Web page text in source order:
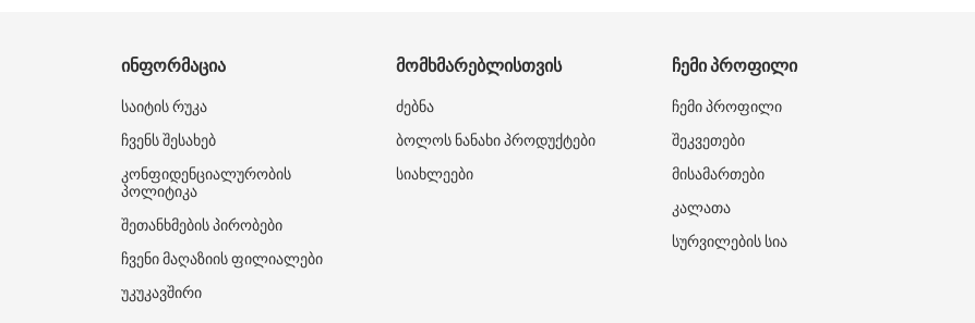
ᲘᲜᲤᲝᲠᲛᲐᲪᲘᲐ
საიტის რუკა
ჩვენს შესახებ
კონფიდენციალურობის
პოლიტიკა
შეთანხმების პირობები
ჩვენი მაღაზიის ფილიალები
უკუკავშირი
ᲛᲝᲛᲮᲛᲐᲠᲔᲑᲚᲘᲡᲗᲕᲘᲡ
ძებნა
ბოლოს ნანახი პროდუქტები
სიახლეები
ᲩᲔᲛᲘ ᲞᲠᲝᲤᲘᲚᲘ
ჩემი პროფილი
შეკვეთები
მისამართები
კალათა
სურვილების სია